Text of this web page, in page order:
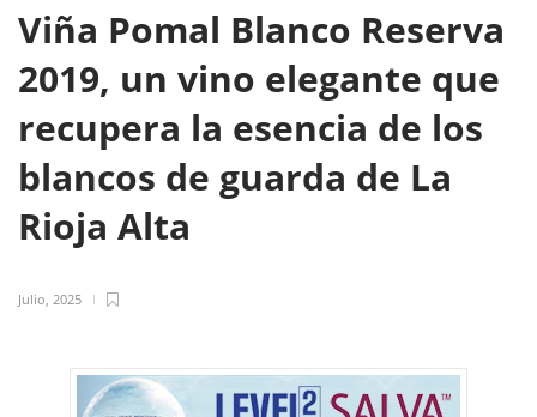
Viña Pomal Blanco Reserva
2019, un vino elegante que
recupera la esencia de los
blancos de guarda de La
Rioja Alta
Julio, 2025